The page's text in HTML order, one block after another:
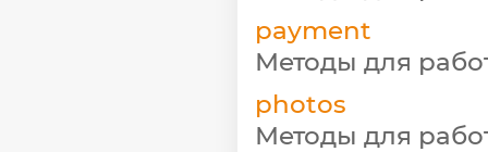
payment
Методы для
photos
Методы для